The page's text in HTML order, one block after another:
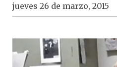
jueves 26 de marzo, 2015